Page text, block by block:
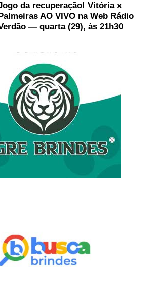
da recuperação! Vitória x
Palmeiras AO VIVO na Web Rádio
— quarta (29), às 21h30